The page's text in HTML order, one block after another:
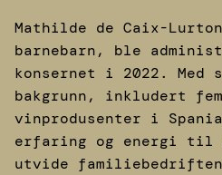
Mathilde de Caix-
barnebarn, ble
konsernet i 2022. Med
bakgrunn, inkludert
vinprodusenter i
erfaring og energi til
utvide